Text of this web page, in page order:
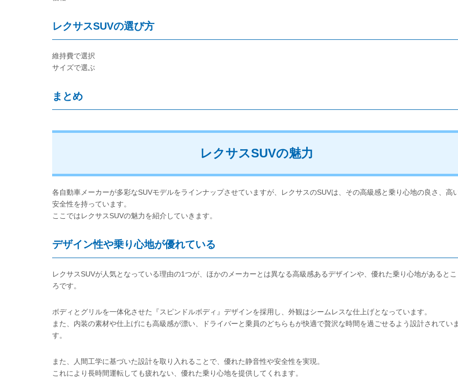
レクサスSUVの選び方
維持費で選択
サイズで選ぶ
まとめ
レクサスSUVの魅力
各自動車メーカーが多彩なSUVモデルをラインナップさせていますが、レクサスのSUVは、その高級感と乗り心地の良さ、高
安全性を持っています。
ここではレクサスSUVの魅力を紹介していきます。
デザイン性や乗り心地が優れている
レクサスSUVが人気となっている理由の1つが、ほかのメーカーとは異なる高級感あるデザインや、優れた乗り心地があるとこ
ろです。
ボディとグリルを一体化させた『スピンドルボディ』デザインを採用し、外観はシームレスな仕上げとなっています。
また、内装の素材や仕上げにも高級感が漂い、ドライバーと乗員のどちらもが快適で贅沢な時間を過ごせるよう設計されてい
す。
また、人間工学に基づいた設計を取り入れることで、優れた静音性や安全性を実現。
これにより長時間運転しても疲れない、優れた乗り心地を提供してくれます。